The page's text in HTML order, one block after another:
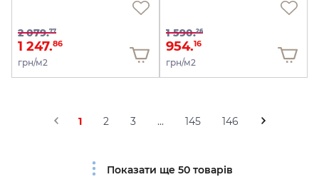
2 079.77
1 247.86
грн/м2
1 590.26
954.16
грн/м2
1 2 3 ... 145 146
Показати ще 50 товарів